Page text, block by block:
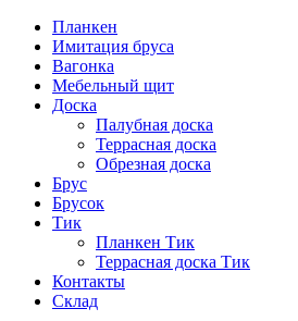
Планкен
Имитация бруса
Вагонка
Мебельный щит
Доска
Палубная доска
Террасная доска
Обрезная доска
Брус
Брусок
Тик
Планкен Тик
Террасная доска Тик
Контакты
Склад